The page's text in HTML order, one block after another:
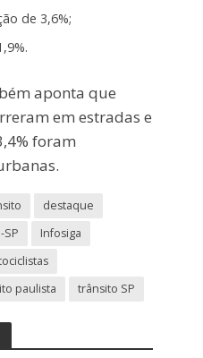
de 3,6%;
aponta que
em estradas e
foram
destaque
SP
Infosiga
paulista trânsito SP